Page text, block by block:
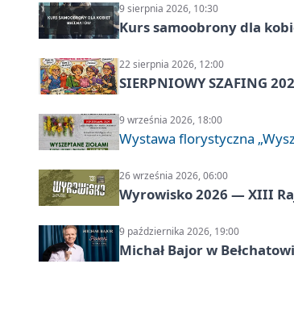
9 sierpnia 2026, 10:30
Kurs samoobrony dla
22 sierpnia 2026, 12:00
SIERPNIOWY SZAFING
9 września 2026, 18:00
Wystawa florystyczna
26 września 2026, 06:00
Wyrowisko 2026 — XIII
9 października 2026, 19:00
Michał Bajor w